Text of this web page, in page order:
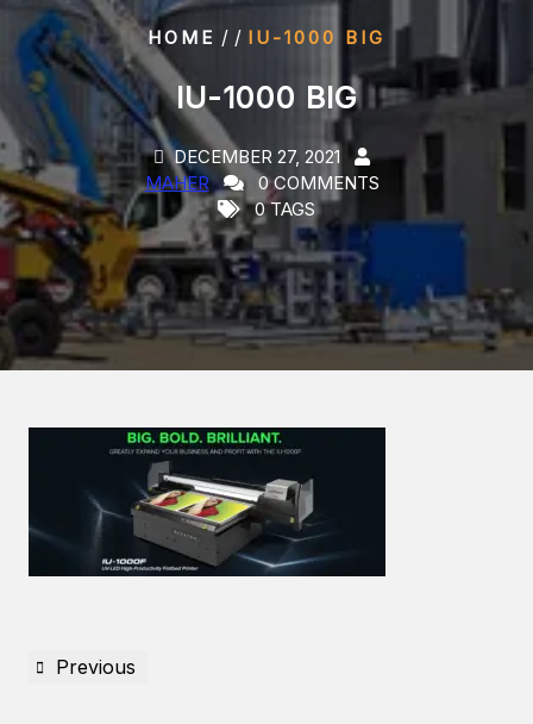
HOME / / IU-1000 BIG
IU-1000 BIG
DECEMBER 27, 2021
MAHER
0 COMMENTS
0 TAGS
Previous